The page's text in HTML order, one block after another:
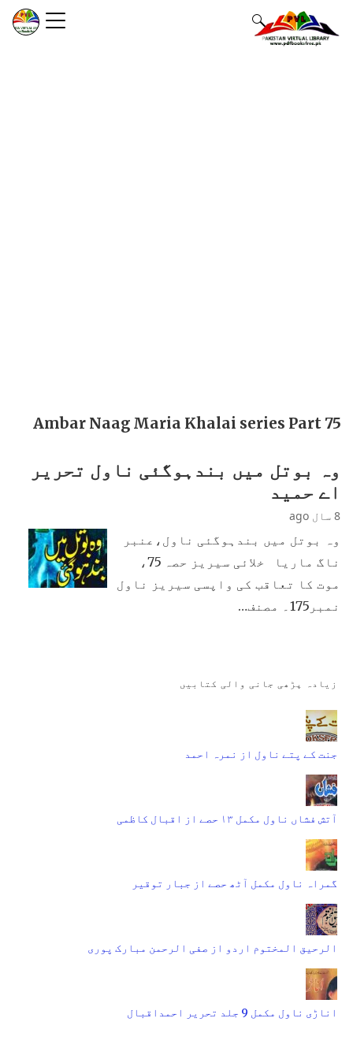
Ambar Naag Maria Khalai series Part 75
وہ بوتل میں بندہوگئی ناول تحریر
اے حمید
8 سال ago
وہ بوتل میں بندہوگئی ناول،عنبر
ناگ ماریا خلائی سیریز حصہ 75،
موت کا تعاقب کی واپسی سیریز ناول
نمبر175۔ مصنف…
زیادہ پڑھی جانی والی کتابیں
جنت کے پتے ناول از نمرہ احمد
آتش فشاں ناول مکمل ۱۳ حصے از اقبال کاظمی
گمراہ ناول مکمل آٹھ حصے از جبار توقیر
الرحیق المختوم اردو از صفی الرحمن مبارک پوری
اناڑی ناول مکمل 9 جلد تحریر احمداقبال